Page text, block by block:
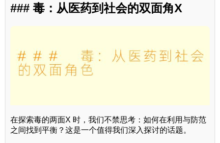
### 毒：从医药到社会的双面角X
在探索毒的两面X 时，我们不禁思考：如何在利用与防范
之间找到平衡？这是一个值得我们深入探讨的话题。